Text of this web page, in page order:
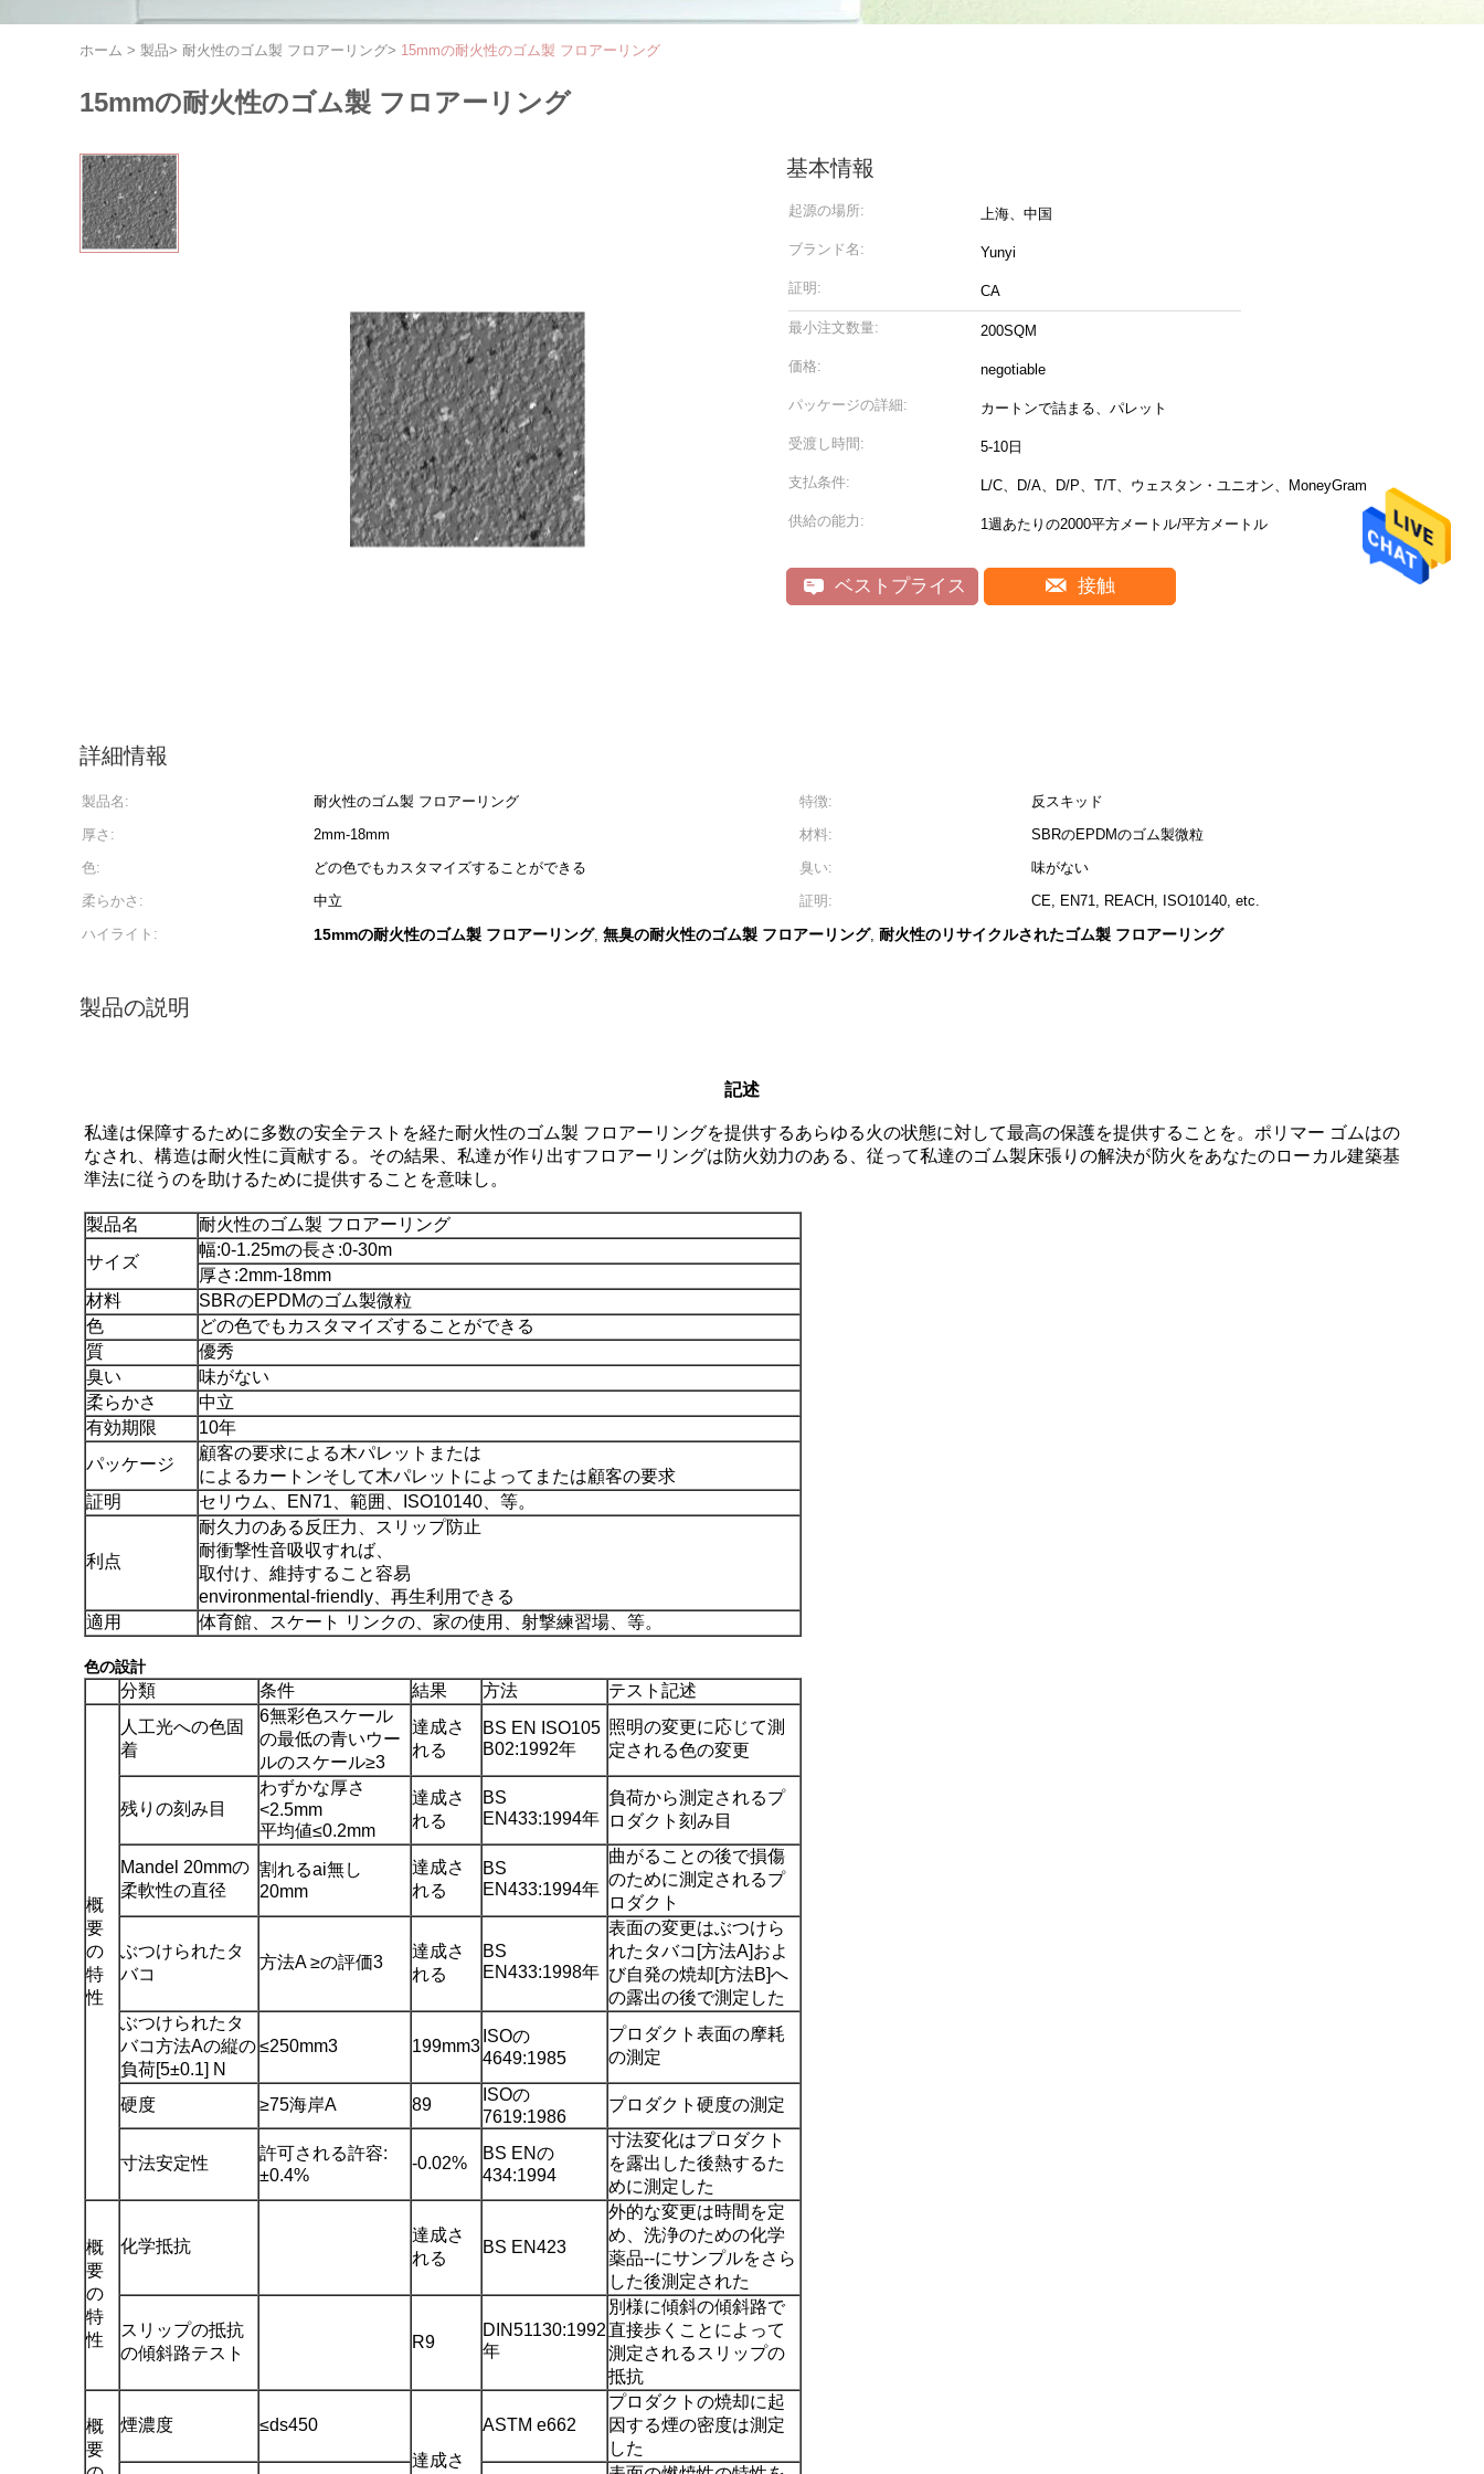
ホーム > 製品> 耐火性のゴム製 フロアーリング> 15mmの耐火性のゴム製 フロアーリング
15mmの耐火性のゴム製 フロアーリング
基本情報
起源の場所: 上海、中国
ブランド名: Yunyi
証明: CA
最小注文数量: 200SQM
価格: negotiable
パッケージの詳細: カートンで詰まる、パレット
受渡し時間: 5-10日
支払条件: L/C、D/A、D/P、T/T、ウェスタン・ユニオン、MoneyGram
供給の能力: 1週あたりの2000平方メートル/平方メートル
ベストプライス 接触
詳細情報
製品名: 耐火性のゴム製 フロアーリング 特徴:
反スキッド
厚さ:
2mm-18mm 材料:
SBRのEPDMのゴム製微粒
色:
どの色でもカスタマイズすることができる 臭い:
味がない
柔らかさ:
中立 証明:
CE, EN71, REACH, ISO10140, etc.
ハイライト:
15mmの耐火性のゴム製 フロアーリング, 無臭の耐火性のゴム製 フロアーリング, 耐火性のリサイクルされたゴム製 フロアーリング
製品の説明
記述
私達は保障するために多数の安全テストを経た耐火性のゴム製 フロアーリングを提供するあらゆる火の状態に対して最高の保護を提供することを。ポリマー ゴムはの
なされ、構造は耐火性に貢献する。その結果、私達が作り出すフロアーリングは防火効力のある、従って私達のゴム製床張りの解決が防火をあなたのローカル建築基
準法に従うのを助けるために提供することを意味し。
製品名
耐火性のゴム製 フロアーリング
サイズ
幅:0-1.25mの長さ:0-30m
厚さ:2mm-18mm
材料
SBRのEPDMのゴム製微粒
色
どの色でもカスタマイズすることができる
質
優秀
臭い
味がない
柔らかさ
中立
有効期限
10年
パッケージ
顧客の要求による木パレットまたは
によるカートンそして木パレットによってまたは顧客の要求
証明
セリウム、EN71、範囲、ISO10140、等。
利点
耐久力のある反圧力、スリップ防止
耐衝撃性音吸収すれば、
取付け、維持すること容易
environmental-friendly、再生利用できる
適用
体育館、スケート リンクの、家の使用、射撃練習場、等。
色の設計
分類 条件 結果 方法 テスト記述
概
要
の
特
性
人工光への色固
着
6無彩色スケール
の最低の青いウー
ルのスケール≥3
達成さ
れる
BS EN ISO105
B02:1992年
照明の変更に応じて測
定される色の変更
残りの刻み目
わずかな厚さ
<2.5mm
平均値≤0.2mm
達成さ
れる
BS
EN433:1994年
負荷から測定されるプ
ロダクト刻み目
Mandel 20mmの
柔軟性の直径
割れるai無し
20mm
達成さ
れる
BS
EN433:1994年
曲がることの後で損傷
のために測定されるプ
ロダクト
ぶつけられたタ
バコ
方法A ≥の評価3
達成さ
れる
BS
EN433:1998年
表面の変更はぶつけら
れたタバコ[方法A]およ
び自発の焼却[方法B]へ
の露出の後で測定した
ぶつけられたタ
バコ方法Aの縦の
負荷[5±0.1] N
≤250mm3 199mm3
ISOの
4649:1985
プロダクト表面の摩耗
の測定
硬度 ≥75海岸A 89
ISOの
7619:1986
プロダクト硬度の測定
寸法安定性
許可される許容:
±0.4%
-0.02%
BS ENの
434:1994
寸法変化はプロダクト
を露出した後熱するた
めに測定した
概
要
の
特
性
化学抵抗
達成さ
れる
BS EN423
外的な変更は時間を定
め、洗浄のための化学
薬品--にサンプルをさら
した後測定された
スリップの抵抗
の傾斜路テスト
R9
DIN51130:1992
年
別様に傾斜の傾斜路で
直接歩くことによって
測定されるスリップの
抵抗
概
要
煙濃度
≤ds450
達成さ
ASTM e662
プロダクトの焼却に起
因する煙の密度は測定
した